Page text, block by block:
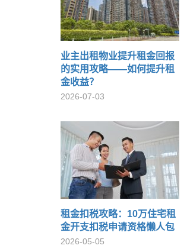
业主出租物业提升租金回报
的实用攻略——如何提升租
金收益？
2026-07-03
租金扣税攻略：10万住宅租
金开支扣税申请资格懒人包
2026-05-05